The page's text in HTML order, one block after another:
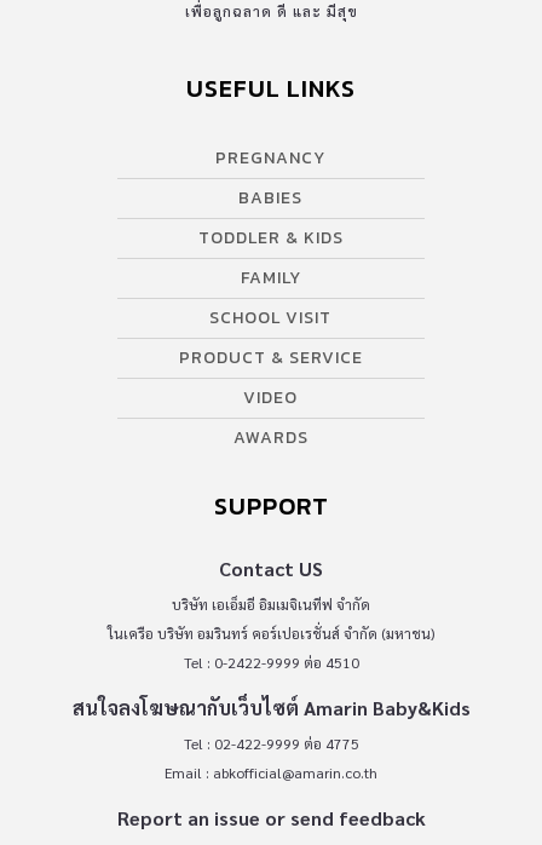
เพื่อลูกฉลาด ดี และ มีสุข
USEFUL LINKS
PREGNANCY
BABIES
TODDLER & KIDS
FAMILY
SCHOOL VISIT
PRODUCT & SERVICE
VIDEO
AWARDS
SUPPORT
Contact US
บริษัท เอเอ็มอี อิมเมจิเนทีฟ จำกัด
ในเครือ บริษัท อมรินทร์ คอร์เปอเรชั่นส์ จำกัด (มหาชน)
Tel : 0-2422-9999 ต่อ 4510
สนใจลงโฆษณากับเว็บไซต์ Amarin Baby&Kids
Tel : 02-422-9999 ต่อ 4775
Email : abkofficial@amarin.co.th
Report an issue or send feedback